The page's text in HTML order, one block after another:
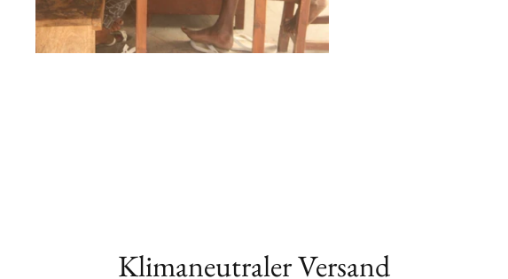
Klimaneutraler Versand